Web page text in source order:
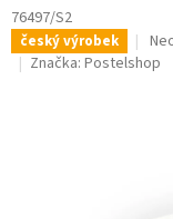
76497/S2
český výrobek
Značka: Postelshop